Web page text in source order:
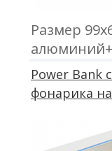
Размер
индикация
вес - 180 г;
Power Bank
фонарика